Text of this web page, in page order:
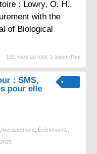
: Lowry, O. H.,
with the
of Biological
132 vues au total, 1 aujourd'hui
: SMS,
pour elle
Divertissement, Événements,